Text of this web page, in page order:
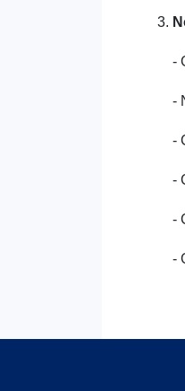
-
-
-
-
-
-